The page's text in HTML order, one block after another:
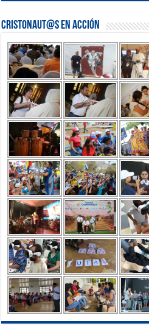
Cristonaut@s en Acción